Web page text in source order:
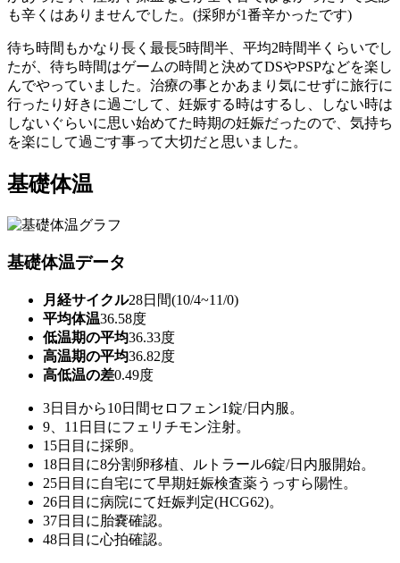
も辛くはありませんでした。(採卵が1番辛かったです)
待ち時間もかなり長く最長5時間半、平均2時間半くらいでし
たが、待ち時間はゲームの時間と決めてDSやPSPなどを楽し
んでやっていました。治療の事とかあまり気にせずに旅行に
行ったり好きに過ごして、妊娠する時はするし、しない時は
しないぐらいに思い始めてた時期の妊娠だったので、気持ち
を楽にして過ごす事って大切だと思いました。
基礎体温
基礎体温データ
月経サイクル28日間(10/4~11/0)
平均体温36.58度
低温期の平均36.33度
高温期の平均36.82度
高低温の差0.49度
3日目から10日間セロフェン1錠/日内服。
9、11日目にフェリチモン注射。
15日目に採卵。
18日目に8分割卵移植、ルトラール6錠/日内服開始。
25日目に自宅にて早期妊娠検査薬うっすら陽性。
26日目に病院にて妊娠判定(HCG62)。
37日目に胎嚢確認。
48日目に心拍確認。